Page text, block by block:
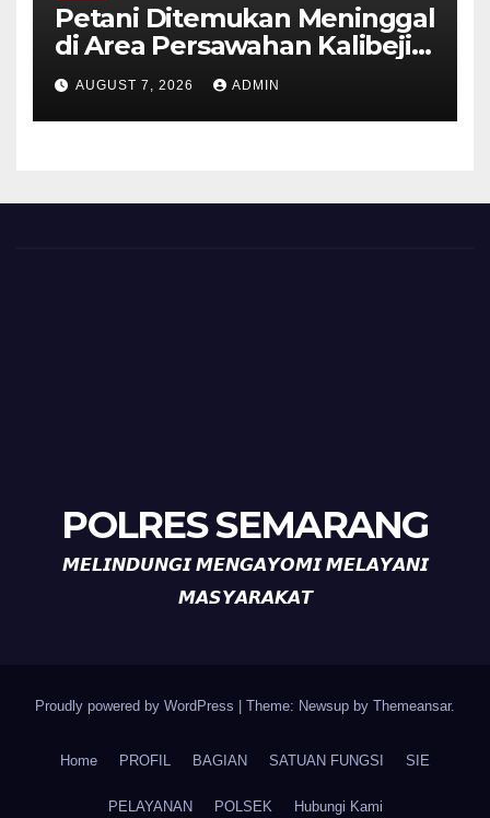
Petani Ditemukan Meninggal
di Area Persawahan Kalibeji,
Polisi Pastikan Tidak Ada
Tanda Kekerasan
AUGUST 7, 2026 ADMIN
POLRES SEMARANG
𝙈𝙀𝙇𝙄𝙉𝘿𝙐𝙉𝙂𝙄 𝙈𝙀𝙉𝙂𝘼𝙔𝙊𝙈𝙄 𝙈𝙀𝙇𝘼𝙔𝘼𝙉𝙄
𝙈𝘼𝙎𝙔𝘼𝙍𝘼𝙆𝘼𝙏
Proudly powered by WordPress Theme: Newsup by Themeansar.
Home PROFIL BAGIAN SATUAN FUNGSI SIE
PELAYANAN POLSEK Hubungi Kami